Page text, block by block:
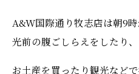
A&W国際通り牧志店は朝9
光前の腹ごしらえをしたり、
お土産を買ったり観光など